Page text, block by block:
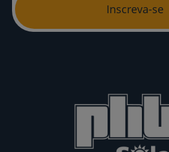
Inscreva-se